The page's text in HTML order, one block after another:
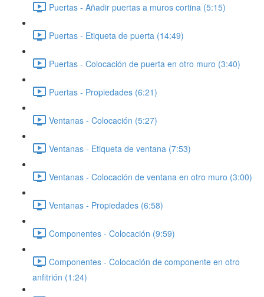
Puertas - Añadir puertas a muros cortina (5:15)
Puertas - Etiqueta de puerta (14:49)
Puertas - Colocación de puerta en otro muro (3:40)
Puertas - Propiedades (6:21)
Ventanas - Colocación (5:27)
Ventanas - Etiqueta de ventana (7:53)
Ventanas - Colocación de ventana en otro muro (3:00)
Ventanas - Propiedades (6:58)
Componentes - Colocación (9:59)
Componentes - Colocación de componente en otro
anfitrión (1:24)